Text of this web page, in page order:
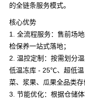
的全链条服务模式。
核心优势
1. 全流程服务：售前场
检保养一站式落地；
2. 温控定制：按需划分
低温冻库 - 25℃、超低
菜、浆果、瓜果全品类存
3. 节能优化：根据仓储